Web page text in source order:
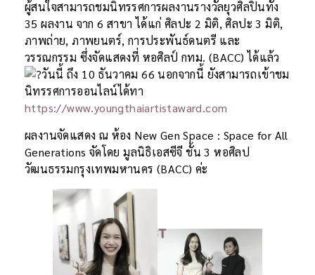
ผู้สนใจสามารถชมนิทรรศการผลงานรางวัลยุวศิลปินทั้ง
35 ผลงาน จาก 6 สาขา ได้แก่ ศิลปะ 2 มิติ, ศิลปะ 3 มิติ,
ภาพถ่าย, ภาพยนตร์, การประพันธ์ดนตรี และ
วรรณกรรม ซึ่งจัดแสดงที่ หอศิลป์ กทม. (BACC) ได้แล้ว
วันนี้ ถึง 10 ธันวาคม 66 นอกจากนี้ ยังสามารถเข้าชม
นิทรรศการออนไลน์ได้ทา
https://www.youngthaiartistaward.com
ผลงานจัดแสดง ณ ห้อง New Gen Space : Space for All
Generations จัดโดย มูลนิธิเอสซีจี ชั้น 3 หอศิลป
วัฒนธรรมกรุงเทพมหานคร (BACC) ค่ะ